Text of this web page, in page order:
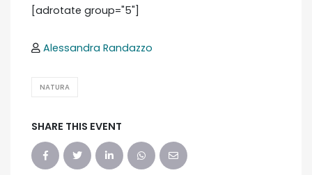
[adrotate group="5"]
Alessandra Randazzo
NATURA
SHARE THIS EVENT